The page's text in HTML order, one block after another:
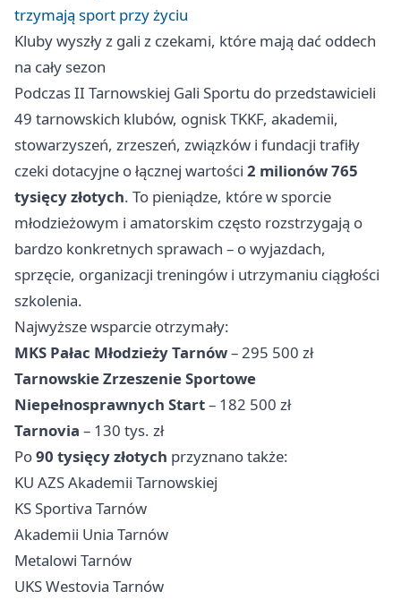
trzymają sport przy życiu
Kluby wyszły z gali z czekami, które mają dać oddech
na cały sezon
Podczas II Tarnowskiej Gali Sportu do przedstawicieli
49 tarnowskich klubów, ognisk TKKF, akademii,
stowarzyszeń, zrzeszeń, związków i fundacji trafiły
czeki dotacyjne o łącznej wartości 2 milionów 765
tysięcy złotych. To pieniądze, które w sporcie
młodzieżowym i amatorskim często rozstrzygają o
bardzo konkretnych sprawach – o wyjazdach,
sprzęcie, organizacji treningów i utrzymaniu ciągłości
szkolenia.
Najwyższe wsparcie otrzymały:
MKS Pałac Młodzieży Tarnów– 295 500 zł
Tarnowskie Zrzeszenie Sportowe
Niepełnosprawnych Start– 182 500 zł
Tarnovia – 130 tys. zł
Po90 tysięcy złotych przyznano także:
KU AZS Akademii Tarnowskiej
KS Sportiva Tarnów
Akademii Unia Tarnów
Metalowi Tarnów
UKS Westovia Tarnów